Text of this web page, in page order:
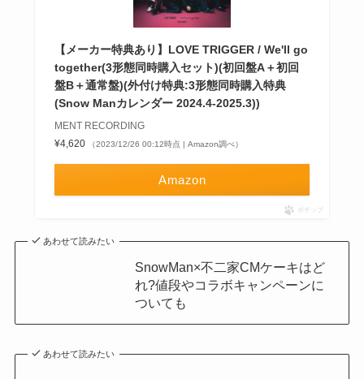
【メーカー特典あり】LOVE TRIGGER / We'll go
together(3形態同時購入セット)(初回盤A＋初回
盤B＋通常盤)(外付け特典:3形態同時購入特典
(Snow Manカレンダー 2024.4-2025.3))
MENT RECORDING
¥4,620
（2023/12/26 00:12時点 | Amazon調べ）
Amazon
ポチップ
あわせて読みたい
SnowMan×不二家CMケーキはど
れ?値段やコラボキャンペーンに
ついても
あわせて読みたい